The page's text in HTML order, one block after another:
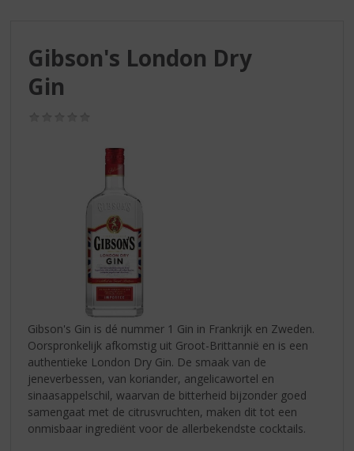
Gibson's London Dry
Gin
Gibson's Gin is dé nummer 1 Gin in Frankrijk en Zweden.
Oorspronkelijk afkomstig uit Groot-Brittannië en is een
authentieke London Dry Gin. De smaak van de
jeneverbessen, van koriander, angelicawortel en
sinaasappelschil, waarvan de bitterheid bijzonder goed
samengaat met de citrusvruchten, maken dit tot een
onmisbaar ingrediënt voor de allerbekendste cocktails.